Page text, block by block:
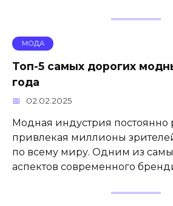
МОДА
Топ-5 самых дорогих
года
02.02.2025
Модная индустрия постоянно
привлекая миллионы
по всему миру. Одним из
аспектов современного